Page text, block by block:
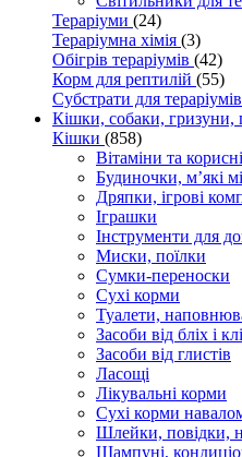
Тераріуми (24)
Тераріумна хімія (3)
Обігрів тераріумів (42)
Корм для рептилій (55)
Субстрати для тераріумів
Кішки, собаки, гризуни,
Кішки (858)
Вітаміни та
Будиночки, м’які
Дряпки, ігрові
Іграшки
Інструменти для
Миски, поїлки
Сумки-переноски
Сухі корми
Туалети,
Засоби від бліх і
Засоби від глистів
Ласощі
Лікувальні корми
Сухі корми
Шлейки, повідки,
Шампуні,